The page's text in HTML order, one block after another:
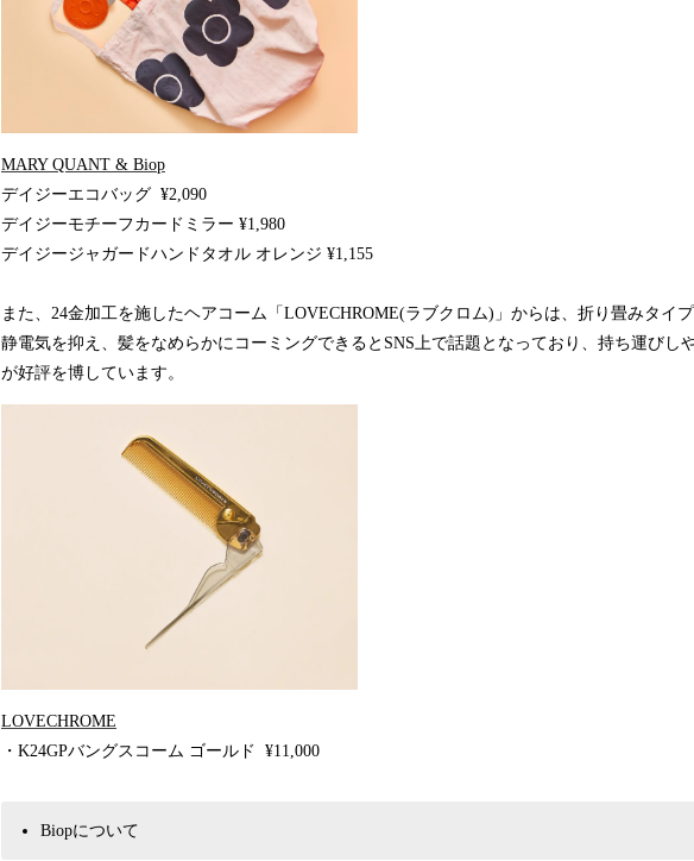
MARY QUANT & Biop
デイジーエコバッグ ¥2,090
デイジーモチーフカードミラー ¥1,980
デイジージャガードハンドタオル オレンジ ¥1,155
また、24金加工を施したヘアコーム「LOVECHROME(ラブクロム)」からは、折り畳みタイプ
静電気を抑え、髪をなめらかにコーミングできるとSNS上で話題となっており、持ち運びし
が好評を博しています。
LOVECHROME
・K24GPバングスコーム ゴールド ¥11,000
Biopについて